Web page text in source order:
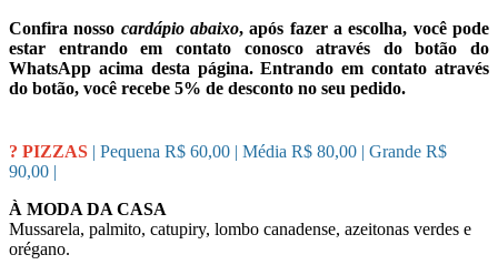
Confira nosso cardápio abaixo, após fazer a escolha, você pode
estar entrando em contato conosco através do botão do
WhatsApp acima desta página. Entrando em contato através
do botão, você recebe 5% de desconto no seu pedido.
? PIZZAS | Pequena R$ 60,00 | Média R$ 80,00 | Grande R$
90,00 |
À MODA DA CASA
Mussarela, palmito, catupiry, lombo canadense, azeitonas verdes e
orégano.